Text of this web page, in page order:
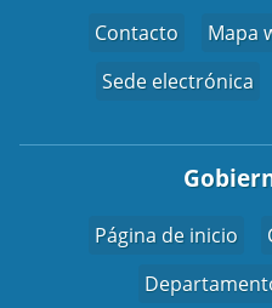
Contacto Mapa
Sede electrónica
Página de inicio